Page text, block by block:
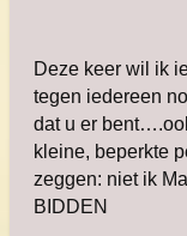
Deze keer wil ik
tegen iedereen
dat u er
kleine, beperkte
zeggen: niet ik
BIDDEN